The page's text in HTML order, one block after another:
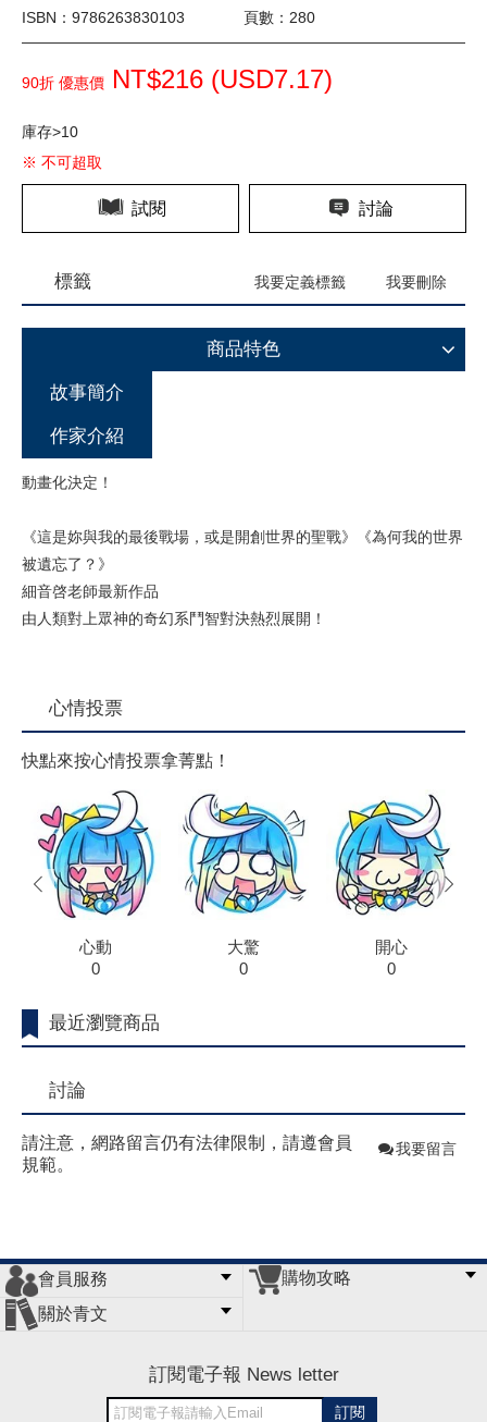
ISBN：9786263830103
頁數：280
90折 優惠價 NT$216 (USD7.17)
庫存>10
※ 不可超取
試閱 討論
標籤 我要定義標籤 我要刪除
商品特色
故事簡介
作家介紹
動畫化決定！
《這是妳與我的最後戰場，或是開創世界的聖戰》《為何我的世界
被遺忘了？》
細音啓老師最新作品
由人類對上眾神的奇幻系鬥智對決熱烈展開！
心情投票
快點來按心情投票拿菁點！
心動
0
大驚
0
開心
0
prev next
最近瀏覽商品
討論
請注意，網路留言仍有法律限制，請遵會員
規範。
我要留言
會員服務
會員辦法
客服信箱
隱私條款
網站導覽
購物攻略
關於青文
訂閱電子報 News letter
訂閱